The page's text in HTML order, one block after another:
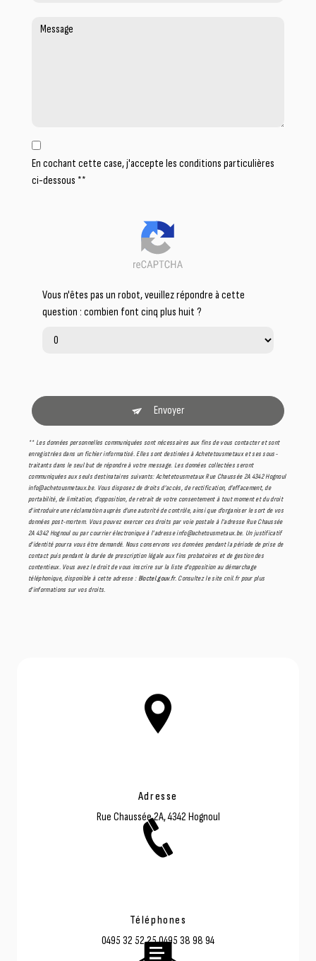
En cochant cette case, j'accepte les conditions particulières
ci-dessous **
Vous n'êtes pas un robot, veuillez répondre à cette
question : combien font cinq plus huit ?
Envoyer
** Les données personnelles communiquées sont nécessaires aux fins de vous contacter et sont
enregistrées dans un fichier informatisé. Elles sont destinées à Achetetousmetaux et ses sous-
traitants dans le seul but de répondre à votre message. Les données collectées seront
communiquées aux seuls destinataires suivants: Achetetousmetaux Rue Chaussée 2A 4342 Hognoul
info@achetousmetaux.be. Vous disposez de droits d’accès, de rectification, d’effacement, de
portabilité, de limitation, d’opposition, de retrait de votre consentement à tout moment et du droit
d’introduire une réclamation auprès d’une autorité de contrôle, ainsi que d’organiser le sort de vos
données post-mortem. Vous pouvez exercer ces droits par voie postale à l'adresse Rue Chaussée
2A 4342 Hognoul ou par courrier électronique à l'adresse info@achetousmetaux.be. Un justificatif
d'identité pourra vous être demandé. Nous conservons vos données pendant la période de prise de
contact puis pendant la durée de prescription légale aux fins probatoires et de gestion des
contentieux. Vous avez le droit de vous inscrire sur la liste d'opposition au démarchage
téléphonique, disponible à cette adresse :Bloctel.gouv.fr. Consultez le site cnil.fr pour plus
d’informations sur vos droits.
Adresse
Rue Chaussée 2A, 4342 Hognoul
Téléphones
0495 32 52 250495 38 98 94